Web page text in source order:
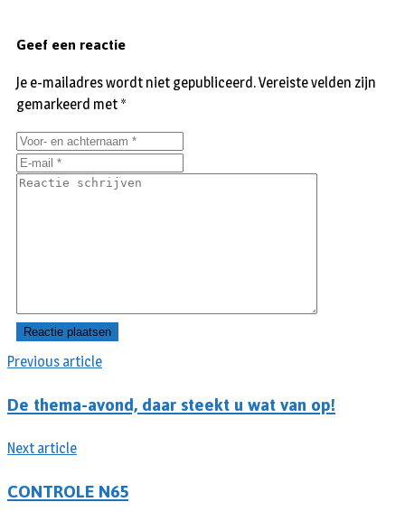
Previous article
De thema-avond, daar steekt u wat van op!
Next article
CONTROLE N65
Geef een reactie
Je e-mailadres wordt niet gepubliceerd.Vereiste velden zijn
gemarkeerd met *